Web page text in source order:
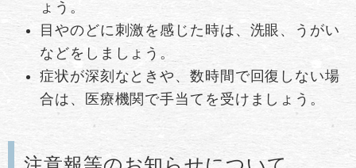
ょう。
目やのどに刺激を感じた時は、洗眼、うがい
などをしましょう。
症状が深刻なときや、数時間で回復しない場
合は、医療機関で手当てを受けましょう。